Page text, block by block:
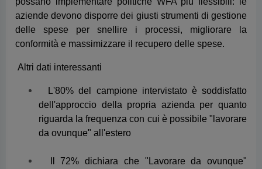
dell'approccio della propria azienda per quanto
riguarda la frequenza con cui è possibile "lavorare
da ovunque" all'estero
Il 72% dichiara che "Lavorare da ovunque"
permetterebbe di prolungare le vacanze", dato
che potrebbe essere correlato al fatto che la
durata media del lavoro all'estero è di "soli" 6
giorni.
Per il 76% "lavorare da ovunque" all'estero è